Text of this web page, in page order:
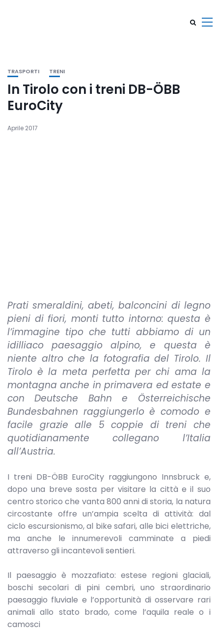
TRASPORTI TRENI
In Tirolo con i treni DB-ÖBB
EuroCity
Aprile 2017
Prati smeraldini, abeti, balconcini di legno
pieni di fiori, monti tutto intorno: questa è
l’immagine tipo che tutti abbiamo di un
idilliaco paesaggio alpino, e questa è
niente altro che la fotografia del Tirolo. Il
Tirolo è la meta perfetta per chi ama la
montagna anche in primavera ed estate e
con Deutsche Bahn e Österreichische
Bundesbahnen raggiungerlo è comodo e
facile grazie alle 5 coppie di treni che
quotidianamente collegano l’Italia
all’Austria.
I treni DB-ÖBB EuroCity raggiungono Innsbruck e,
dopo una breve sosta per visitare la città e il suo
centro storico che vanta 800 anni di storia, la natura
circostante offre un’ampia scelta di attività: dal
ciclo escursionismo, al bike safari, alle bici elettriche,
ma anche le innumerevoli camminate a piedi
attraverso gli incantevoli sentieri.
Il paesaggio è mozzafiato: estese regioni glaciali,
boschi secolari di pini cembri, uno straordinario
paesaggio fluviale e l’opportunità di osservare rari
animali allo stato brado, come l’aquila reale o i
camosci